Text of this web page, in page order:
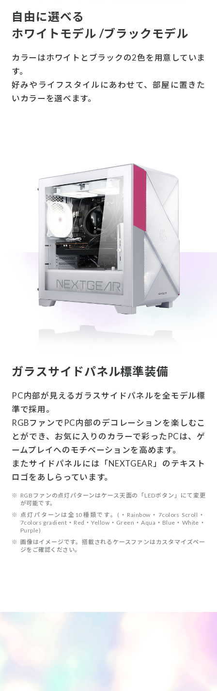
自由に選べる
ホワイトモデル /ブラックモデル
カラーはホワイトとブラックの2色を用意していま
す。
好みやライフスタイルにあわせて、部屋に置きた
いカラーを選べます。
ガラスサイドパネル標準装備
PC内部が見えるガラスサイドパネルを全モデル標
準で採用。
RGBファンでPC内部のデコレーションを楽しむこ
とができ、お気に入りのカラーで彩ったPCは、ゲ
ームプレイへのモチベーションを高めます。
またサイドパネルには「NEXTGEAR」のテキスト
ロゴをあしらっています。
※ RGBファンの点灯パターンはケース天面の「LEDボタン」にて変更
が可能です。
※ 点灯パターンは全10種類です。(・Rainbow・7colors Scroll・
7colors gradient・Red・Yellow・Green・Aqua・Blue・White・
Purple)
※ 画像はイメージです。搭載されるケースファンはカスタマイズペー
ジをご確認ください。